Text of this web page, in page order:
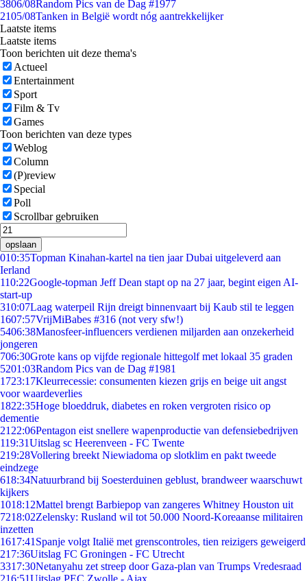
3806/08Random Pics van de Dag #1977
2105/08Tanken in België wordt nóg aantrekkelijker
Laatste items
Laatste items
Toon berichten uit deze thema's
Actueel
Entertainment
Sport
Film & Tv
Games
Toon berichten van deze types
Weblog
Column
(P)review
Special
Poll
Scrollbar gebruiken
opslaan
010:35Topman Kinahan-kartel na tien jaar Dubai uitgeleverd aan
Ierland
110:22Google-topman Jeff Dean stapt op na 27 jaar, begint eigen AI-
start-up
310:07Laag waterpeil Rijn dreigt binnenvaart bij Kaub stil te leggen
1607:57VrijMiBabes #316 (not very sfw!)
5406:38Manosfeer-influencers verdienen miljarden aan onzekerheid
jongeren
706:30Grote kans op vijfde regionale hittegolf met lokaal 35 graden
5201:03Random Pics van de Dag #1981
1723:17Kleurrecessie: consumenten kiezen grijs en beige uit angst
voor waardeverlies
1822:35Hoge bloeddruk, diabetes en roken vergroten risico op
dementie
21 22:06Pentagon eist snellere wapenproductie van defensiebedrijven
119:31Uitslag sc Heerenveen - FC Twente
219:28Vollering breekt Niewiadoma op slotklim en pakt tweede
eindzege
618:34Natuurbrand bij Soesterduinen geblust, brandweer waarschuwt
kijkers
1018:12Mattel brengt Barbiepop van zangeres Whitney Houston uit
7218:02Zelensky: Rusland wil tot 50.000 Noord-Koreaanse militairen
inzetten
1617:41 Spanje volgt Italië met grenscontroles, tien reizigers geweigerd
217:36Uitslag FC Groningen - FC Utrecht
3317:30Netanyahu zet streep door Gaza-plan van Trumps Vredesraad
216:51Uitslag PEC Zwolle - Ajax